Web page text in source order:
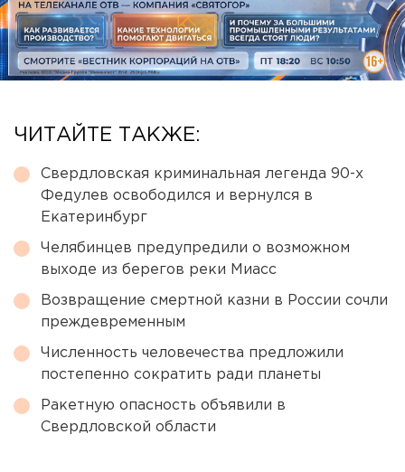
ЧИТАЙТЕ ТАКЖЕ:
Свердловская криминальная легенда 90-х
Федулев освободился и вернулся в
Екатеринбург
Челябинцев предупредили о возможном
выходе из берегов реки Миасс
Возвращение смертной казни в России сочли
преждевременным
Численность человечества предложили
постепенно сократить ради планеты
Ракетную опасность объявили в
Свердловской области